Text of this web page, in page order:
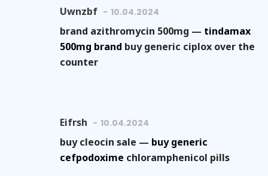
Uwnzbf 10.04.2024
brand azithromycin 500mg — tindamax
500mg brand buy generic ciplox over the
counter
Eifrsh 10.04.2024
buy cleocin sale — buy generic
cefpodoxime chloramphenicol pills